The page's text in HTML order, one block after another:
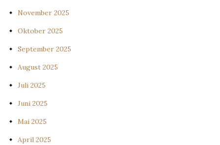
November 2025
Oktober 2025
September 2025
August 2025
Juli 2025
Juni 2025
Mai 2025
April 2025